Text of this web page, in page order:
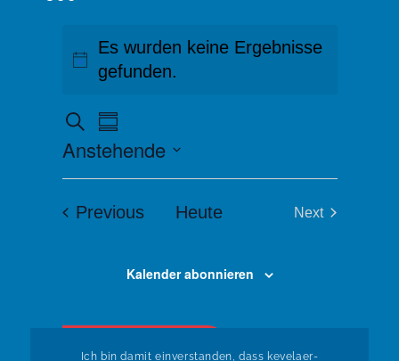
Es wurden keine Ergebnisse
gefunden.
V
E
R
A
N
L
SucheV
e
r
a
s
n
g
Summary
Anstehende
Select
date.
PreviousVeranstaltungen
Heute
Next
Kalender abonnieren
Ich bin damit einverstanden, dass kevelaer-